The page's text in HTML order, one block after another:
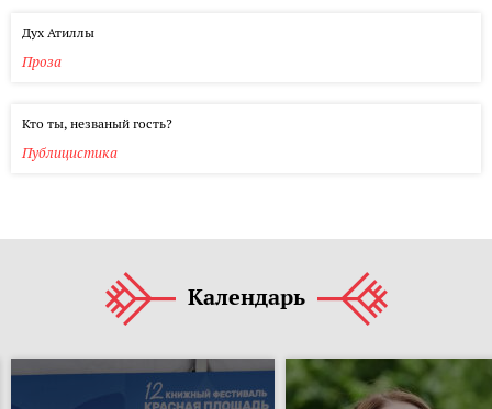
Дух Атиллы
Проза
Кто ты, незваный гость?
Публицистика
Календарь